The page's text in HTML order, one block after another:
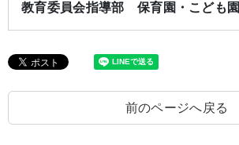
教育委員会指導部 保育園・こども園
前のページへ戻る